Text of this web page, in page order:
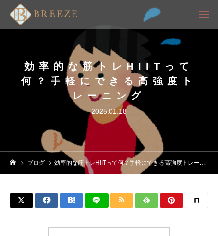
効率的な筋トレHIITって
何？手軽にできる高強度ト
レーニング
2025.01.18
ブログ 効率的な筋トレHIITって何？手軽にできる高強度トレーニング